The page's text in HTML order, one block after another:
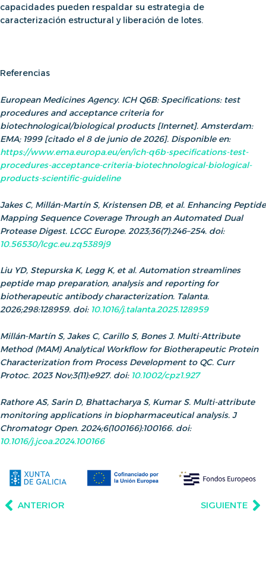
capacidades pueden respaldar su estrategia de
caracterización estructural y liberación de lotes.
Referencias
European Medicines Agency. ICH Q6B: Specifications: test
procedures and acceptance criteria for
biotechnological/biological products [Internet]. Amsterdam:
EMA; 1999 [citado el 8 de junio de 2026]. Disponible en:
https://www.ema.europa.eu/en/ich-q6b-specifications-test-
procedures-acceptance-criteria-biotechnological-biological-
products-scientific-guideline
Jakes C, Millán-Martín S, Kristensen DB, et al. Enhancing Peptide
Mapping Sequence Coverage Through an Automated Dual
Protease Digest. LCGC Europe. 2023;36(7):246–254. doi:
10.56530/lcgc.eu.zq5389j9
Liu YD, Stepurska K, Legg K, et al. Automation streamlines
peptide map preparation, analysis and reporting for
biotherapeutic antibody characterization. Talanta.
2026;298:128959. doi: 10.1016/j.talanta.2025.128959
Millán-Martín S, Jakes C, Carillo S, Bones J. Multi-Attribute
Method (MAM) Analytical Workflow for Biotherapeutic Protein
Characterization from Process Development to QC. Curr
Protoc. 2023 Nov;3(11):e927. doi: 10.1002/cpz1.927
Rathore AS, Sarin D, Bhattacharya S, Kumar S. Multi-attribute
monitoring applications in biopharmaceutical analysis. J
Chromatogr Open. 2024;6(100166):100166. doi:
10.1016/j.jcoa.2024.100166
ANTERIOR SIGUIENTE